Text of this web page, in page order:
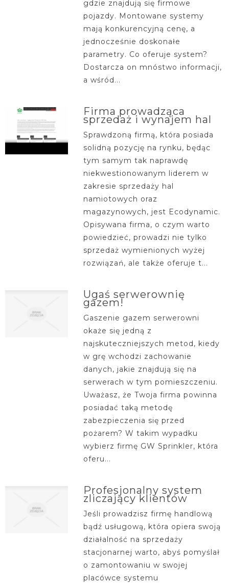
gdzie znajdują się firmowe
pojazdy. Montowane systemy
mają konkurencyjną cenę, a
jednocześnie doskonałe
parametry. Co oferuje system?
Dostarcza on mnóstwo informacji,
a wśród...
Firma prowadząca
sprzedaż i wynajem hal
Sprawdzoną firmą, która posiada
solidną pozycję na rynku, będąc
tym samym tak naprawdę
niekwestionowanym liderem w
zakresie sprzedaży hal
namiotowych oraz
magazynowych, jest Ecodynamic.
Opisywana firma, o czym warto
powiedzieć, prowadzi nie tylko
sprzedaż wymienionych wyżej
rozwiązań, ale także oferuje t...
Ugaś serwerownię
gazem!
Gaszenie gazem serwerowni
okaże się jedną z
najskuteczniejszych metod, kiedy
w grę wchodzi zachowanie
danych, jakie znajdują się na
serwerach w tym pomieszczeniu.
Uważasz, że Twoja firma powinna
posiadać taką metodę
zabezpieczenia się przed
pożarem? W takim wypadku
wybierz firmę GW Sprinkler, która
oferu...
Profesjonalny system
zliczający klientów
Jeśli prowadzisz firmę handlową
bądź usługową, która opiera swoją
działalność na sprzedaży
stacjonarnej warto, abyś pomyślał
o zamontowaniu w swojej
placówce systemu